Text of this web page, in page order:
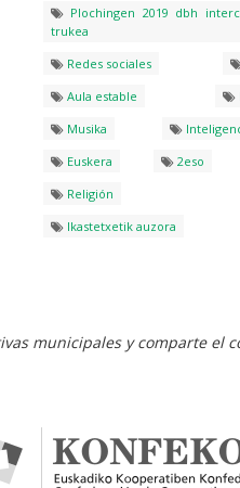
Plochingen 2019 dbh
trukea
Redes sociales
Aula estable
Musika
Euskera
2eso
Religión
Ikastetxetik auzora
municipales y comparte el